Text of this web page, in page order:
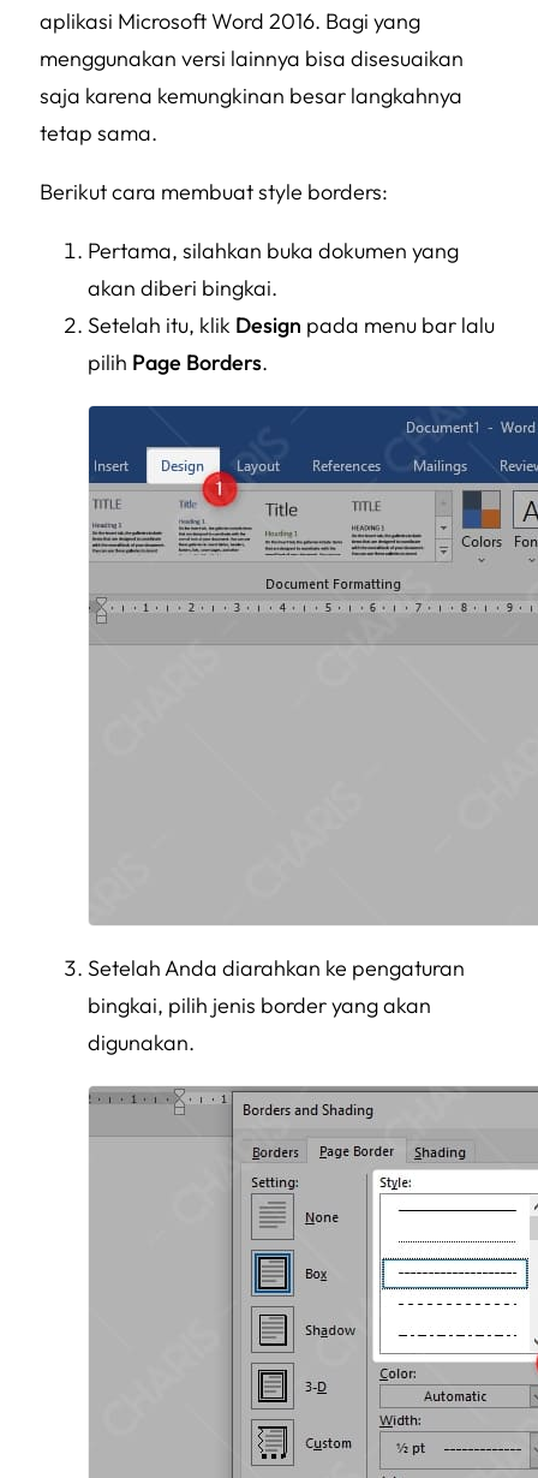
aplikasi Microsoft Word 2016. Bagi yang
menggunakan versi lainnya bisa disesuaikan
saja karena kemungkinan besar langkahnya
tetap sama.
Berikut cara membuat style borders:
Pertama, silahkan buka dokumen yang
akan diberi bingkai.
Setelah itu, klik Design pada menu bar lalu
pilih Page Borders.
Setelah Anda diarahkan ke pengaturan
bingkai, pilih jenis border yang akan
digunakan.